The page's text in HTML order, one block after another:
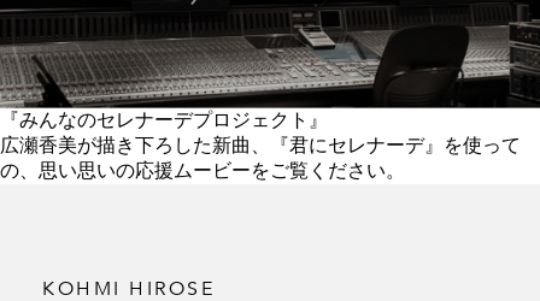
『みんなのセレナーデプロジェクト』
広瀬香美が描き下ろした新曲、『君にセレナーデ』を使って
の、思い思いの応援ムービーをご覧ください。
KOHMI HIROSE